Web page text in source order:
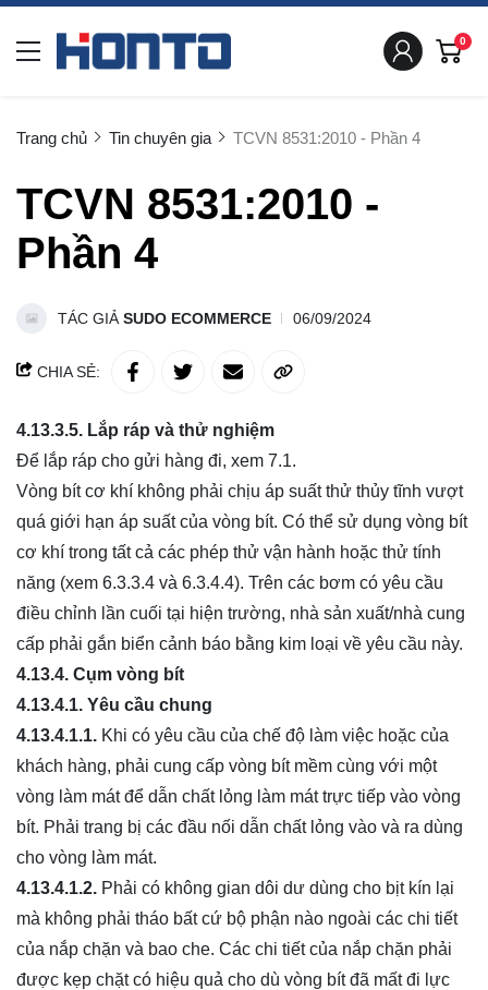
0
Trang chủ Tin chuyên gia TCVN 8531:2010 - Phần 4
TCVN 8531:2010 -
Phần 4
TÁC GIẢ SUDO ECOMMERCE 06/09/2024
CHIA SẺ:
4.13.3.5. Lắp ráp và thử nghiệm
Để lắp ráp cho gửi hàng đi, xem 7.1.
Vòng bít cơ khí không phải chịu áp suất thử thủy tĩnh vượt
quá giới hạn áp suất của vòng bít. Có thể sử dụng vòng bít
cơ khí trong tất cả các phép thử vận hành hoặc thử tính
năng (xem 6.3.3.4 và 6.3.4.4). Trên các bơm có yêu cầu
điều chỉnh lần cuối tại hiện trường, nhà sản xuất/nhà cung
cấp phải gắn biển cảnh báo bằng kim loại về yêu cầu này.
4.13.4. Cụm vòng bít
4.13.4.1. Yêu cầu chung
4.13.4.1.1. Khi có yêu cầu của chế độ làm việc hoặc của
khách hàng, phải cung cấp vòng bít mềm cùng với một
vòng làm mát để dẫn chất lỏng làm mát trực tiếp vào vòng
bít. Phải trang bị các đầu nối dẫn chất lỏng vào và ra dùng
cho vòng làm mát.
4.13.4.1.2. Phải có không gian dôi dư dùng cho bịt kín lại
mà không phải tháo bất cứ bộ phận nào ngoài các chi tiết
của nắp chặn và bao che. Các chi tiết của nắp chặn phải
được kẹp chặt có hiệu quả cho dù vòng bít đã mất đi lực